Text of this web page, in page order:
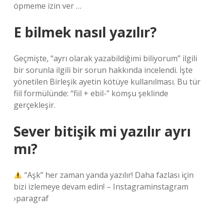
öpmeme izin ver …
E bilmek nasıl yazılır?
Geçmişte, “ayrı olarak yazabildiğimi biliyorum” ilgili
bir sorunla ilgili bir sorun hakkında incelendi. İşte
yönetilen Birleşik ayetin kötüye kullanılması. Bu tür
fiil formülünde: “fiil + ebil-” komşu şeklinde
gerçekleşir.
Sever bitişik mi yazılır ayrı
mı?
“Aşk” her zaman yanda yazılır! Daha fazlası için
bizi izlemeye devam edin! – Instagraminstagram
›paragraf